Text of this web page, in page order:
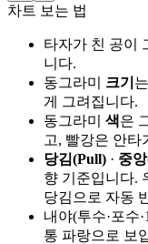
차트 보는 법
타자가 친 공이
니다.
동그라미 크기
게 그려집니다.
동그라미 색은
고, 빨강은 안타
당김(Pull) · 중
향 기준입니다.
당김으로 자동
내야(투수·포수
통 파랑으로 보